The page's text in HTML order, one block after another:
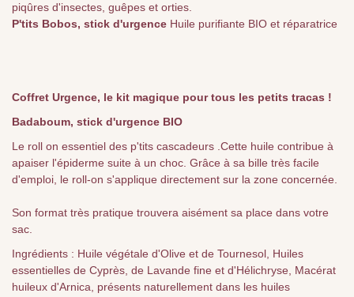
piqûres d'insectes, guêpes et orties.
P'tits Bobos, stick d'urgence Huile purifiante BIO et réparatrice
Coffret Urgence, le kit magique pour tous les petits tracas !
Badaboum, stick d'urgence BIO
Le roll on essentiel des p'tits cascadeurs .Cette huile contribue à
apaiser l'épiderme suite à un choc. Grâce à sa bille très facile
d'emploi, le roll-on s'applique directement sur la zone concernée.
Son format très pratique trouvera aisément sa place dans votre
sac.
Ingrédients : Huile végétale d'Olive et de Tournesol, Huiles
essentielles de Cyprès, de Lavande fine et d'Hélichryse, Macérat
huileux d'Arnica, présents naturellement dans les huiles